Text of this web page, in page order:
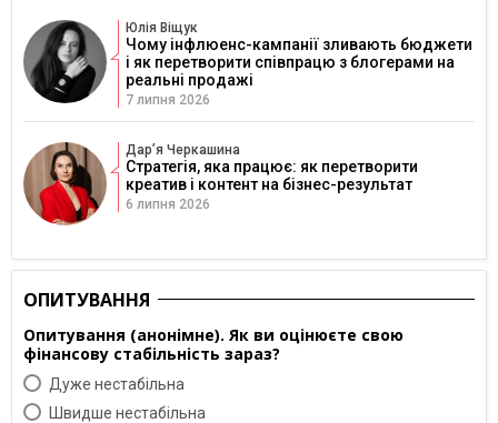
Юлія Віщук
Чому інфлюенс-кампанії зливають бюджети
і як перетворити співпрацю з блогерами на
реальні продажі
7 липня 2026
Дарʼя Черкашина
Стратегія, яка працює: як перетворити
креатив і контент на бізнес-результат
6 липня 2026
ОПИТУВАННЯ
Опитування (анонімне). Як ви оцінюєте свою
фінансову стабільність зараз?
Дуже нестабільна
Швидше нестабільна